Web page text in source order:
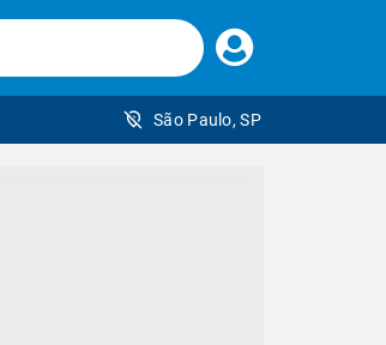
Faça
seu
São Paulo, SP